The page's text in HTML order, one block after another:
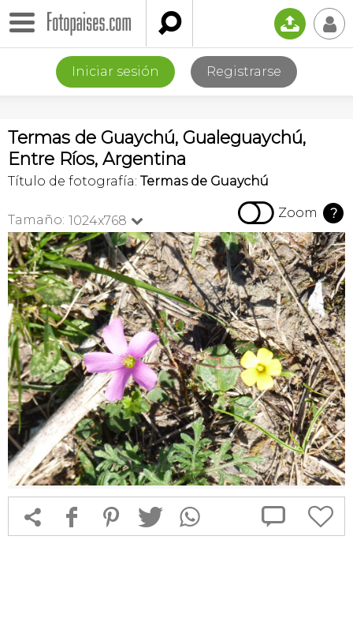
 📤 👤
Iniciar sesión Registrarse
Termas de Guaychú, Gualeguaychú,
Entre Ríos, Argentina
Título de fotografía: Termas de Guaychú
Tamaño: 1024x768   Zoom ?
 f 1 T  